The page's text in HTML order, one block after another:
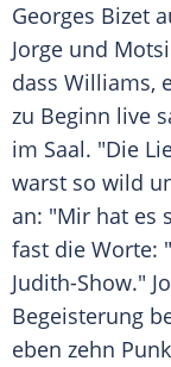
Georges Bizet
Jorge und Motsi
dass Williams,
zu Beginn live
im Saal. "Die
warst so wild
an: "Mir hat es
fast die Worte:
Judith-Show."
Begeisterung
eben zehn